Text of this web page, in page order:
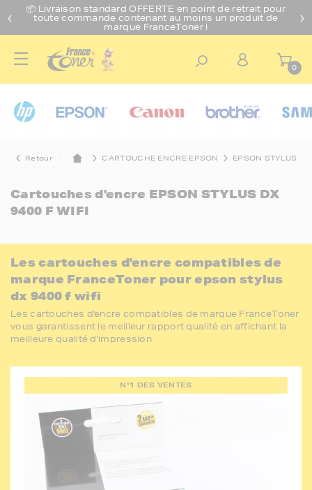
📦 Livraison standard OFFERTE en point de retrait pour
toute commande contenant au moins un produit de
marque FranceToner !
0
Retour CARTOUCHE ENCRE EPSON EPSON STYLUS
Cartouches d'encre EPSON STYLUS DX
9400 F WIFI
Les cartouches d'encre compatibles de
marque FranceToner pour epson stylus
dx 9400 f wifi
Les cartouches d'encre compatibles de marque FranceToner
vous garantissent le meilleur rapport qualité en affichant la
meilleure qualité d'impression
N°1 DES VENTES